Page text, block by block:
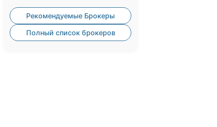
Рекомендуемые Брокеры
Полный список брокеров